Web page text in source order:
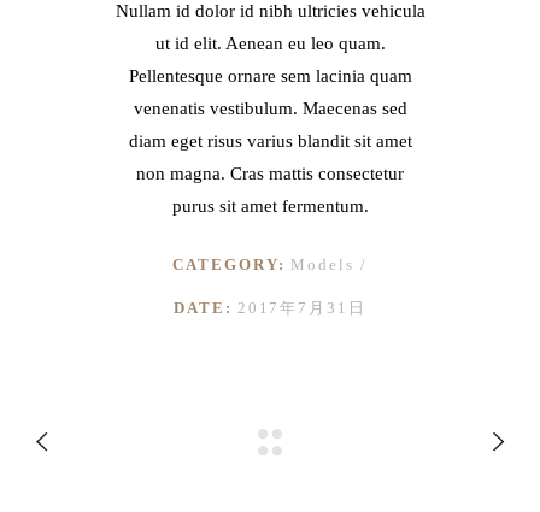
Nullam id dolor id nibh ultricies vehicula
ut id elit. Aenean eu leo quam.
Pellentesque ornare sem lacinia quam
venenatis vestibulum. Maecenas sed
diam eget risus varius blandit sit amet
non magna. Cras mattis consectetur
purus sit amet fermentum.
CATEGORY: Models
DATE: 2017年7月31日